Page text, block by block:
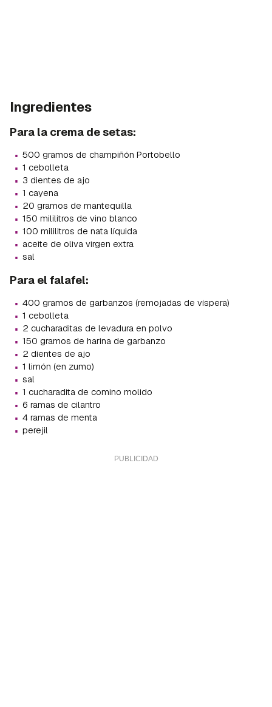
Ingredientes
Para la crema de setas:
· 500 gramos de champiñón Portobello
· 1 cebolleta
· 3 dientes de ajo
· 1 cayena
· 20 gramos de mantequilla
· 150 mililitros de vino blanco
· 100 mililitros de nata líquida
· aceite de oliva virgen extra
· sal
Para el falafel:
· 400 gramos de garbanzos (remojadas de víspera)
· 1 cebolleta
· 2 cucharaditas de levadura en polvo
· 150 gramos de harina de garbanzo
· 2 dientes de ajo
· 1 limón (en zumo)
· sal
· 1 cucharadita de comino molido
· 6 ramas de cilantro
· 4 ramas de menta
· perejil